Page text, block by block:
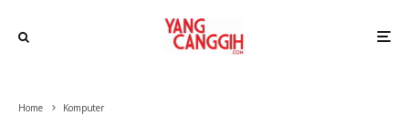
Home Komputer